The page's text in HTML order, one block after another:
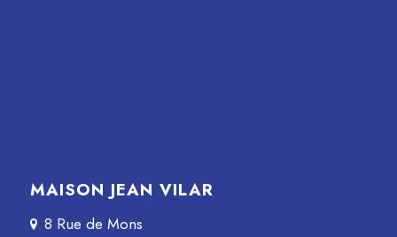
MAISON JEAN VILAR
8 Rue de Mons